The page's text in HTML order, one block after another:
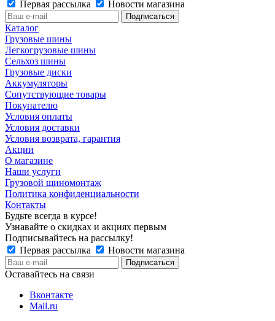
Первая рассылка
Новости магазина
Каталог
Грузовые шины
Легкогрузовые шины
Сельхоз шины
Грузовые диски
Аккумуляторы
Сопутствующие товары
Покупателю
Условия оплаты
Условия доставки
Условия возврата, гарантия
Акции
О магазине
Наши услуги
Грузовой шиномонтаж
Политика конфиденциальности
Контакты
Будьте всегда в курсе!
Узнавайте о скидках и акциях первым
Подписывайтесь на рассылку!
Первая рассылка
Новости магазина
Оставайтесь на связи
Вконтакте
Mail.ru